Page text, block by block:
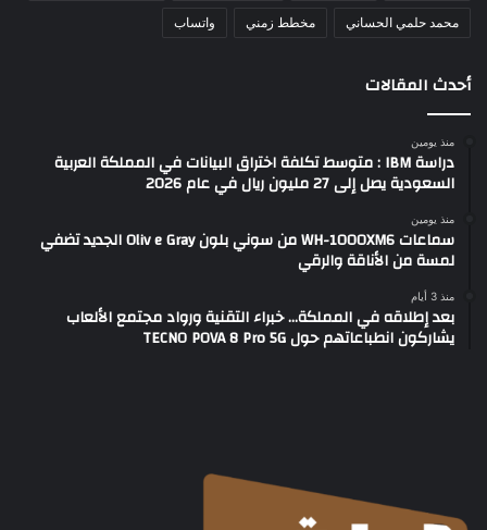
محمد حلمي الحساني مخطط زمني واتساب
أحدث المقالات
منذ يومين
دراسة IBM : متوسط تكلفة اختراق البيانات في المملكة العربية
السعودية يصل إلى 27 مليون ريال في عام 2026
منذ يومين
سماعات WH-1000XM6 من سوني بلون Oliv e Gray الجديد تضفي
لمسة من الأناقة والرقي
منذ 3 أيام
بعد إطلاقه في المملكة… خبراء التقنية ورواد مجتمع الألعاب
يشاركون انطباعاتهم حول TECNO POVA 8 Pro 5G